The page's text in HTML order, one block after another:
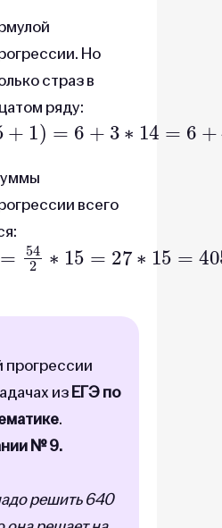
Но
страз в
ряду:
= + 3 ∗ 14 6+ 42 =
всего
542 15= 27∗ = 405
изЕГЭ по
.
№ 9.
решить 640